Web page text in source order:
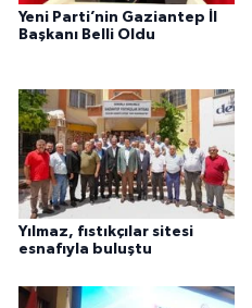
Yeni Parti’nin Gaziantep İl
Başkanı Belli Oldu
Yılmaz, fıstıkçılar sitesi
esnafıyla buluştu